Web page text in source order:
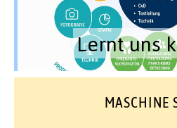
Lernt uns
MASCHINE